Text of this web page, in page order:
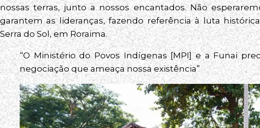
nossas terras, junto a nossos encantados. Não
garantem as lideranças, fazendo referência à luta
Serra do Sol, em Roraima.
“O Ministério do Povos Indígenas [MPI] e a Funai
negociação que ameaça nossa existência”